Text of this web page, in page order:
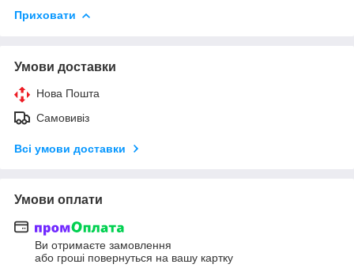
Приховати
Умови доставки
Нова Пошта
Самовивіз
Всі умови доставки
Умови оплати
Ви отримаєте замовлення
або гроші повернуться на вашу картку